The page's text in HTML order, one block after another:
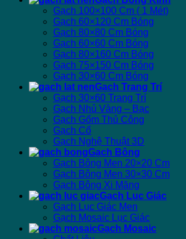
Gạch 100×100 Cm ( 1 Mét)
Gạch 60×120 Cm Bóng
Gạch 80×80 Cm Bóng
Gạch 60×60 Cm Bóng
Gạch 80×160 Cm Bóng
Gạch 75×150 Cm Bóng
Gạch 30×60 Cm Bóng
Gạch Trang Trí
Gạch 30×60 Trang Trí
Gạch Nhủ Vàng – Bạc
Gạch Gốm Thủ Công
Gạch Cổ
Gạch Nghệ Thuật 3D
Gạch Bông
Gạch Bông Men 20×20 Cm
Gạch Bông Men 30×30 Cm
Gạch Bông Xi Măng
Gạch Lục Giác
Gạch Lục Giác Men
Gạch Mosaic Lục Giác
Gạch Mosaic